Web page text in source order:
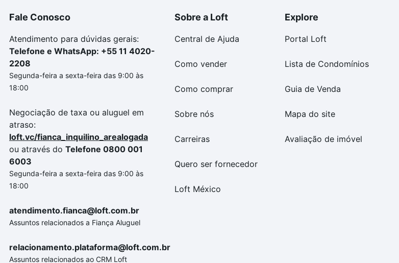
Fale Conosco
Atendimento para dúvidas gerais:
Telefone e WhatsApp: +55 11 4020-
2208
Segunda-feira a sexta-feira das 9:00 às
18:00
Negociação de taxa ou aluguel em
atraso:
loft.vc/fianca_inquilino_arealogada
ou através do Telefone 0800 001
6003
Segunda-feira a sexta-feira das 9:00 às
18:00
atendimento.fianca@loft.com.br
Assuntos relacionados a Fiança Aluguel
relacionamento.plataforma@loft.com.br
Assuntos relacionados ao CRM Loft
Sobre a Loft
Central de Ajuda
Como vender
Como comprar
Sobre nós
Carreiras
Quero ser fornecedor
Loft México
Explore
Portal Loft
Lista de Condomínios
Guia de Venda
Mapa do site
Avaliação de imóvel